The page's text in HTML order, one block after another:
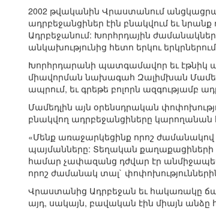
2002 թվականին Վրաստանում
ադրբեջանցիներ էին բնակվում եւ
Ադրբեջանում: Խորհրդային
անկախությունից հետո երկու
Խորհրդարանի պատգամավոր եւ էթնիկ
միավորման նախագահ Զալիմխան
ապրում, եւ գրեթե բոլորն ազգությամբ
Մամեդլին այն օրենսդրական
բնակվող ադրբեջանցիները կարողանան
«Մենք առաջարկեցինք որոշ
պայմանները: Տեղական
համար չափազանց դժվար էր
որոշ ժամանակ տալ`
Վրաստանից Ադրբեջան եւ հակառակը
այդ, սակայն, բավական էին միայն